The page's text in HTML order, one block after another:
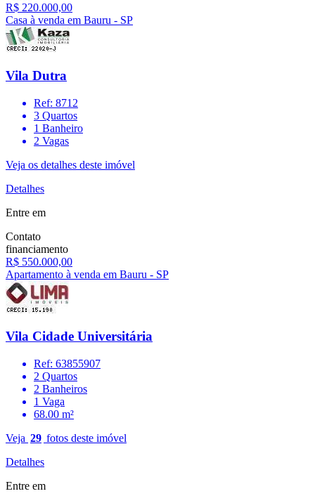
R$ 220.000,00
Casa à venda em Bauru - SP
Vila Dutra
Ref: 8712
3 Quartos
1 Banheiro
2 Vagas
Veja os detalhes deste imóvel
Detalhes
Entre em
Contato
financiamento
R$ 550.000,00
Apartamento à venda em Bauru - SP
Vila Cidade Universitária
Ref: 63855907
2 Quartos
2 Banheiros
1 Vaga
68.00 m²
Veja 29 fotos deste imóvel
Detalhes
Entre em